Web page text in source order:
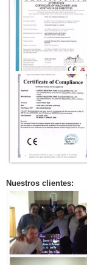
Nuestros clientes: